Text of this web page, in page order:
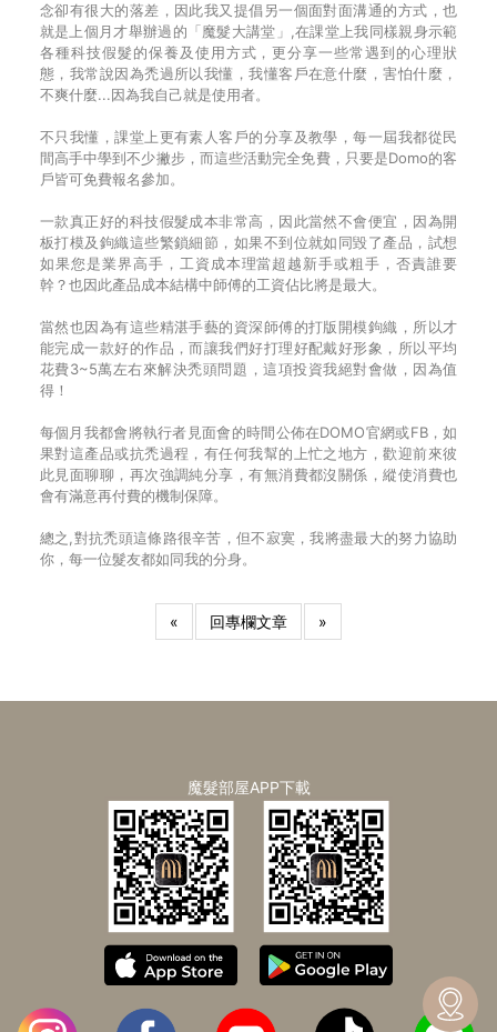
念卻有很大的落差，因此我又提倡另一個面對面溝通的方式，也
就是上個月才舉辦過的「魔髮大講堂」,在課堂上我同樣親身示範
各種科技假髮的保養及使用方式，更分享一些常遇到的心理狀
態，我常說因為禿過所以我懂，我懂客戶在意什麼，害怕什麼，
不爽什麼...因為我自己就是使用者。
不只我懂，課堂上更有素人客戶的分享及教學，每一屆我都從民
間高手中學到不少撇步，而這些活動完全免費，只要是Domo的客
戶皆可免費報名參加。
一款真正好的科技假髮成本非常高，因此當然不會便宜，因為開
板打模及鉤織這些繁鎖細節，如果不到位就如同毀了產品，試想
如果您是業界高手，工資成本理當超越新手或粗手，否責誰要
幹？也因此產品成本結構中師傅的工資佔比將是最大。
當然也因為有這些精湛手藝的資深師傅的打版開模鉤織，所以才
能完成一款好的作品，而讓我們好打理好配戴好形象，所以平均
花費3~5萬左右來解決禿頭問題，這項投資我絕對會做，因為值
得！
每個月我都會將執行者見面會的時間公佈在DOMO官網或FB，如
果對這產品或抗禿過程，有任何我幫的上忙之地方，歡迎前來彼
此見面聊聊，再次強調純分享，有無消費都沒關係，縱使消費也
會有滿意再付費的機制保障。
總之,對抗禿頭這條路很辛苦，但不寂寞，我將盡最大的努力協助
你，每一位髮友都如同我的分身。
« 回專欄文章 »
魔髮部屋APP下載